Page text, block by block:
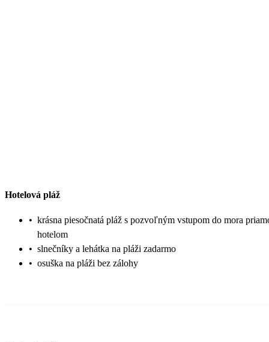
Hotelová pláž
• krásna piesočnatá pláž s pozvoľným vstupom do mora
hotelom
• slnečníky a lehátka na pláži zadarmo
• osuška na pláži bez zálohy